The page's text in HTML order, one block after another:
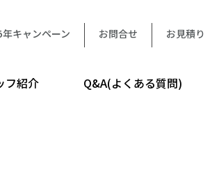
キャンペーン お問合せ お見積り
フ紹介 Q&A(よくある質問)